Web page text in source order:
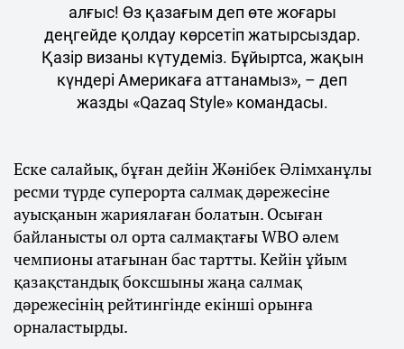
алғыс! Өз қазағым деп өте жоғары
деңгейде қолдау көрсетіп жатырсыздар.
Қазір визаны күтудеміз. Бұйыртса, жақын
күндері Америкаға аттанамыз», – деп
жазды «Qazaq Style» командасы.
Еске салайық, бұған дейін Жәнібек Әлімханұлы
ресми түрде суперорта салмақ дәрежесіне
ауысқанын жариялаған болатын. Осыған
байланысты ол орта салмақтағы WBO әлем
чемпионы атағынан бас тартты. Кейін ұйым
қазақстандық боксшыны жаңа салмақ
дәрежесінің рейтингінде екінші орынға
орналастырды.